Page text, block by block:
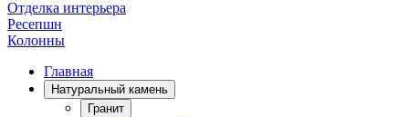
Отделка интерьера
Ресепшн
Колонны
Главная
Натуральный камень
Гранит